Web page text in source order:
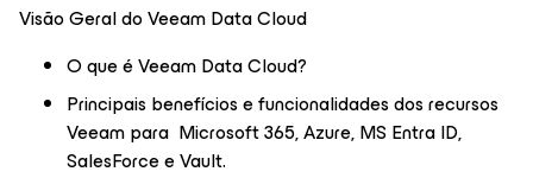
Visão Geral do Veeam Data Cloud
O que é Veeam Data Cloud?
Principais benefícios e funcionalidades dos recursos
Veeam para Microsoft 365, Azure, MS Entra ID,
SalesForce e Vault.